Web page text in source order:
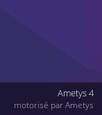
Ametys 4
motorisé par Ametys